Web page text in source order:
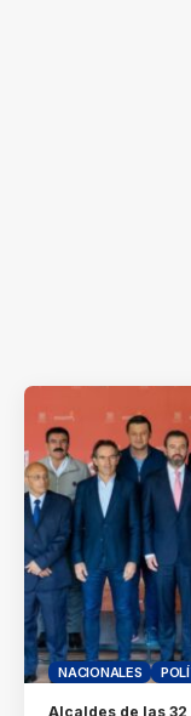
NACIONALES
Alcaldes de las